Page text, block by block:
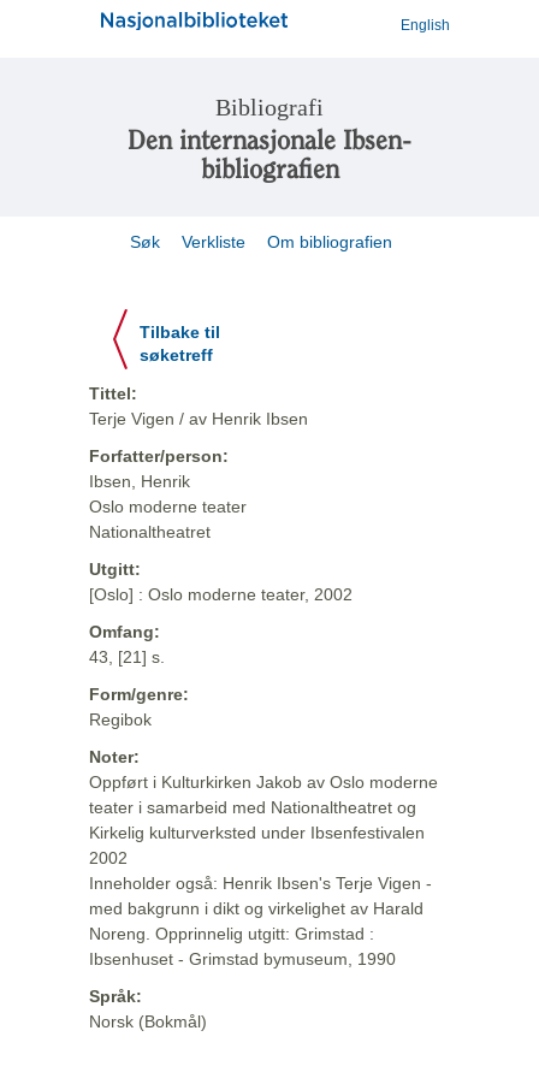
English
Bibliografi
Den internasjonale Ibsen-
bibliografien
Søk Verkliste Om bibliografien
Tilbake til
søketreff
Tittel:
Terje Vigen / av Henrik Ibsen
Forfatter/person:
Ibsen, Henrik
Oslo moderne teater
Nationaltheatret
Utgitt:
[Oslo] : Oslo moderne teater, 2002
Omfang:
43, [21] s.
Form/genre:
Regibok
Noter:
Oppført i Kulturkirken Jakob av Oslo moderne
teater i samarbeid med Nationaltheatret og
Kirkelig kulturverksted under Ibsenfestivalen
2002
Inneholder også: Henrik Ibsen's Terje Vigen -
med bakgrunn i dikt og virkelighet av Harald
Noreng. Opprinnelig utgitt: Grimstad :
Ibsenhuset - Grimstad bymuseum, 1990
Språk:
Norsk (Bokmål)